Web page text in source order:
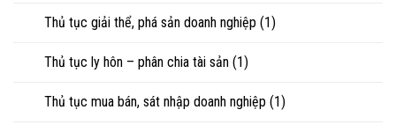
Thủ tục giải thể, phá sản doanh nghiệp (1)
Thủ tục ly hôn – phân chia tài sản (1)
Thủ tục mua bán, sát nhập doanh nghiệp (1)